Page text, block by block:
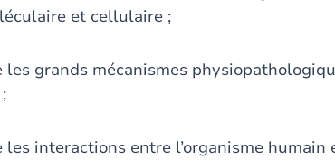
et cellulaire ;
les grands mécanismes
les interactions entre l’organisme humain